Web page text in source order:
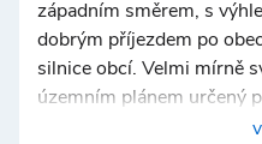
západním směrem, s
dobrým příjezdem po
silnice obcí. Velmi mírně
územním plánem určený
rodinného domu.